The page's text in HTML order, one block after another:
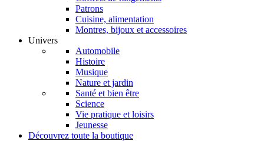
Patrons
Cuisine, alimentation
Montres, bijoux et accessoires
Univers
Automobile
Histoire
Musique
Nature et jardin
Santé et bien être
Science
Vie pratique et loisirs
Jeunesse
Découvrez toute la boutique